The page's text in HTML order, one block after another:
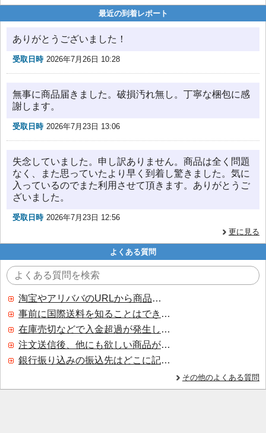
最近の到着レポート
ありがとうございました！
受取日時 2026年7月26日 10:28
無事に商品届きました。破損汚れ無し。丁寧な梱包に感
謝します。
受取日時 2026年7月23日 13:06
失念していました。申し訳ありません。商品は全く問題
なく、また思っていたより早く到着し驚きました。気に
入っているのでまた利用させて頂きます。ありがとうご
ざいました。
受取日時 2026年7月23日 12:56
更に見る
よくある質問
淘宝やアリババのURLから商品を探すことはできますか？
事前に国際送料を知ることはできますか？
在庫売切などで入金超過が発生した場合はいつ返金されますか？
注文送信後、他にも欲しい商品が見つかった場合、追加注文できますか？
銀行振り込みの振込先はどこに記載されていますか？
その他のよくある質問